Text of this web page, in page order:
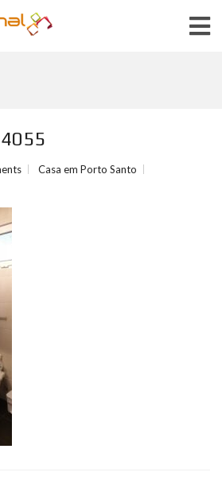
Casa em Porto Santo